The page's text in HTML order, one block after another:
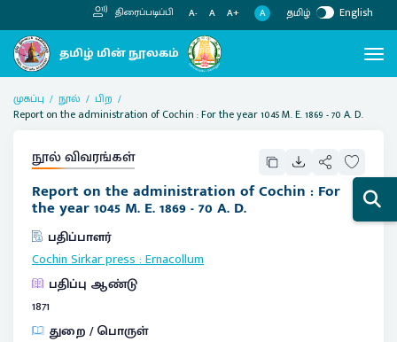
திரைப்படிப்பி A- A A+ A தமிழ் English
முகப்பு நூல்
பிற
Report on the administration of Cochin : For the year 1045 M. E. 1869 - 70 A. D.
நூல் விவரங்கள்
Report on the administration of Cochin : For
the year 1045 M. E. 1869 - 70 A. D.
பதிப்பாளர்
Cochin Sirkar press:Ernacollum
பதிப்பு ஆண்டு
1871
துறை / பொருள்